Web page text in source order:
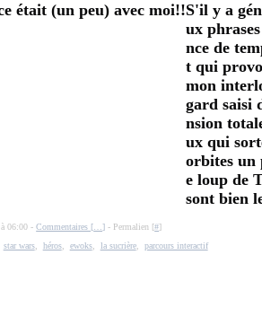
S'il y a
ux
nce de
t qui
mon
gard saisi
nsion
ux qui
orbites un
e loup de
sont bien
à 06:00 -Commentaires [ …] - Permalien [#]
star wars, héros, ewoks, la sucrière, parcours interactif